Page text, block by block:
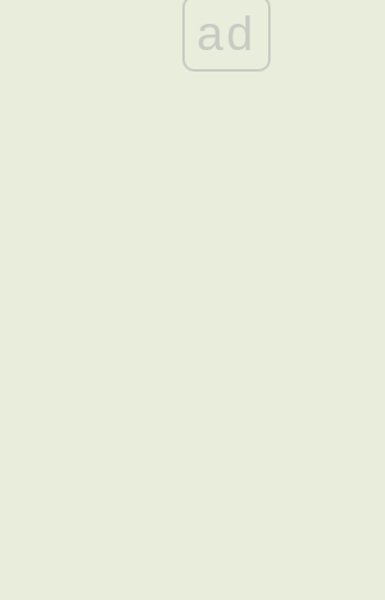
สูตร แห่งความสุข...ตำราชีวิตประจำวัน
ad